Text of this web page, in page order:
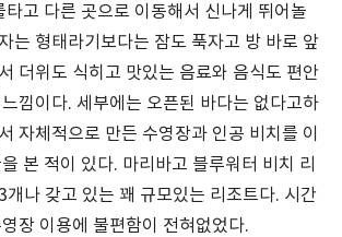
타고 다른 곳으로 이동해서 신나게 뛰어놀
는 형태라기보다는 잠도 푹자고 방 바로 앞
더위도 식히고 맛있는 음료와 음식도 편안
낌이다. 세부에는 오픈된 바다는 없다고하
자체적으로 만든 수영장과 인공 비치를 이
본 적이 있다. 마리바고 블루워터 비치 리
개나 갖고 있는 꽤 규모있는 리조트다. 시간
장 이용에 불편함이 전혀없었다.